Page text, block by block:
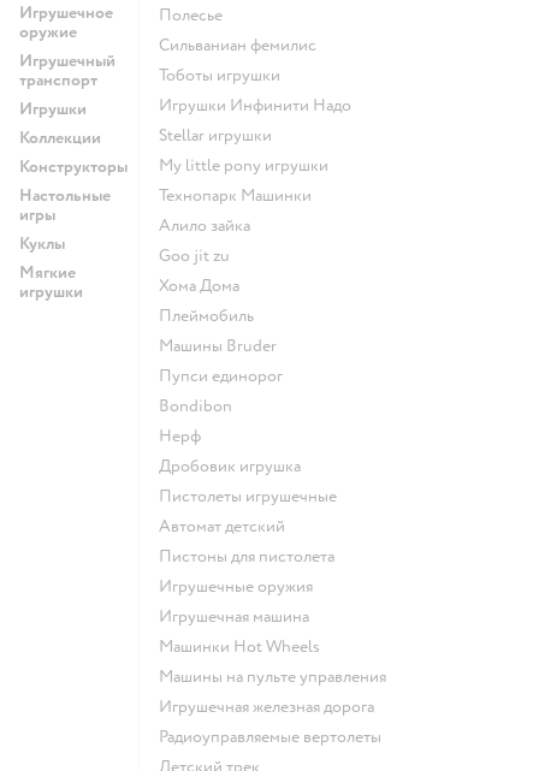
Игрушечное
оружие
Игрушечный
транспорт
Игрушки
Коллекции
Конструкторы
Настольные
игры
Куклы
Мягкие
игрушки
Полесье
Сильваниан фемилис
Тоботы игрушки
Игрушки Инфинити Надо
Stellar игрушки
my little pony игрушки
Технопарк Машинки
Алило зайка
Goo jit zu
Хома Дома
Плеймобиль
Машины Bruder
Пупси единорог
Bondibon
Нерф
Дробовик игрушка
Пистолеты игрушечные
Автомат детский
Пистоны для пистолета
Игрушечные оружия
Игрушечная машина
Машинки Hot Wheels
Машины на пульте управления
Игрушечная железная дорога
Радиоуправляемые вертолеты
Детский трек